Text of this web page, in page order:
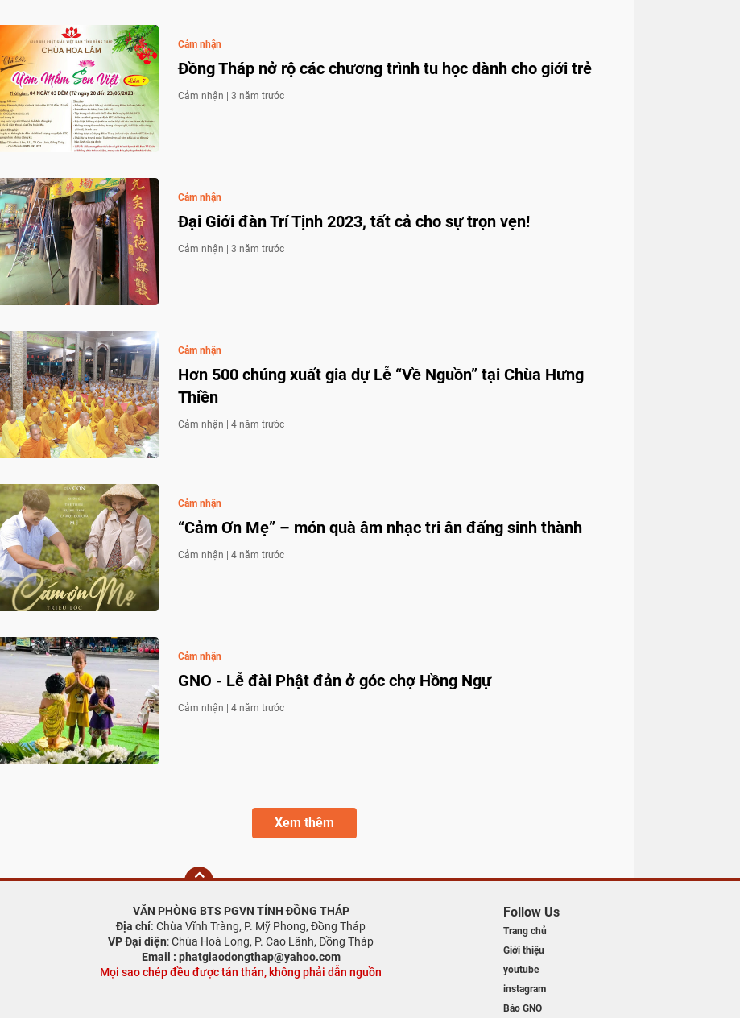
Cảm nhận
Đồng Tháp nở rộ các chương trình tu học dành cho giới trẻ
Cảm nhận | 3 năm trước
Cảm nhận
Đại Giới đàn Trí Tịnh 2023, tất cả cho sự trọn vẹn!
Cảm nhận | 3 năm trước
Cảm nhận
Hơn 500 chúng xuất gia dự Lễ “Về Nguồn” tại Chùa Hưng
Thiền
Cảm nhận | 4 năm trước
Cảm nhận
“Cảm Ơn Mẹ” – món quà âm nhạc tri ân đấng sinh thành
Cảm nhận | 4 năm trước
Cảm nhận
GNO - Lễ đài Phật đản ở góc chợ Hồng Ngự
Cảm nhận | 4 năm trước
Xem thêm
VĂN PHÒNG BTS PGVN TỈNH ĐỒNG THÁP
Địa chỉ:Chùa Vĩnh Tràng, P. Mỹ Phong, Đồng Tháp
VP Đại diện: Chùa Hoà Long, P. Cao Lãnh, Đồng Tháp
Email : phatgiaodongthap@yahoo.com
Mọi sao chép đều được tán thán, không phải dẫn nguồn
Follow Us
Trang chủ
Giới thiệu
youtube
instagram
Báo GNO